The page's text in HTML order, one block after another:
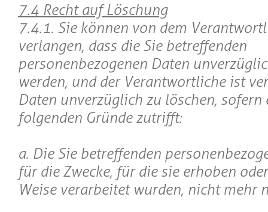
7.4 Recht auf Löschung
7.4.1. Sie können von dem
verlangen, dass die Sie betreffenden
personenbezogenen Daten
werden, und der Verantwortliche ist
Daten unverzüglich zu löschen, sofern
folgenden Gründe zutrifft:
a. Die Sie betreffenden
für die Zwecke, für die sie erhoben
Weise verarbeitet wurden, nicht mehr